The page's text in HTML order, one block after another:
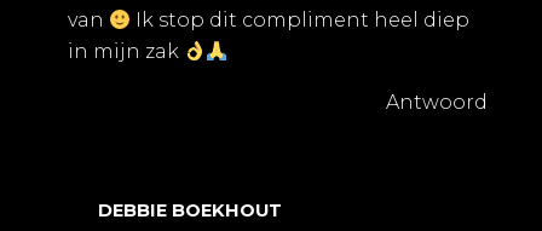
van
Ik stop dit compliment heel diep
in mijn zak
Antwoord
DEBBIE BOEKHOUT